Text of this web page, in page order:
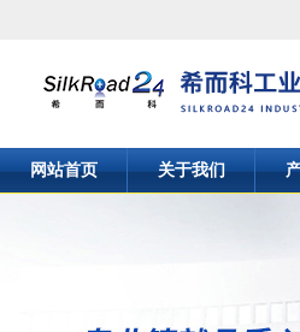
网站首页 关于我们